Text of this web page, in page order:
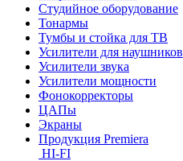
Студийное оборудование
Тонармы
Тумбы и стойка для ТВ
Усилители для наушников
Усилители звука
Усилители мощности
Фонокорректоры
ЦАПы
Экраны
Продукция Premiera
HI-FI